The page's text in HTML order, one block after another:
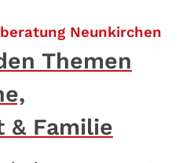
Neunkirchen
Themen
& Familie